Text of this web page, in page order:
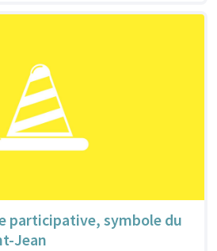
participative, symbole du
Jean